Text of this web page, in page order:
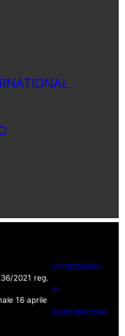
2021 reg.
16 aprile
UI AND DESIGN
BY
GIUDANSKY.COM